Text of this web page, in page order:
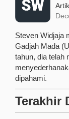
Steven Widjaja
Gadjah Mada
tahun, dia telah
dipahami.
Terakhir